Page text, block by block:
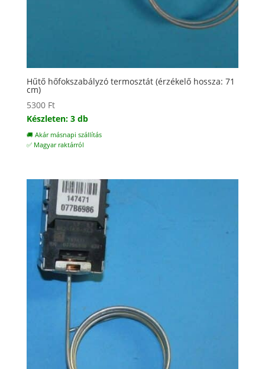
Hűtő hőfokszabályzó termosztát (érzékelő hossza: 71
cm)
5300 Ft
Készleten: 3 db
🚚 Akár másnapi szállítás
✅ Magyar raktárról